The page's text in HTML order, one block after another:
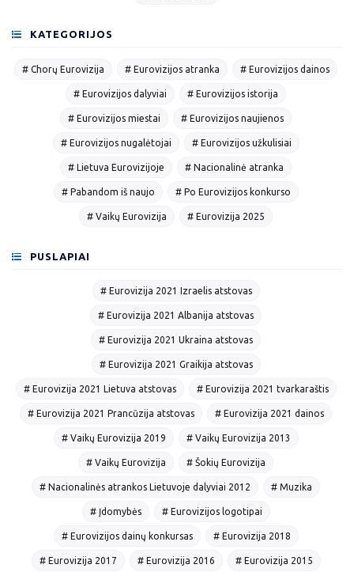
KATEGORIJOS
# Chorų Eurovizija # Eurovizijos atranka # Eurovizijos dainos
# Eurovizijos dalyviai # Eurovizijos istorija
# Eurovizijos miestai # Eurovizijos naujienos
# Eurovizijos nugalėtojai # Eurovizijos užkulisiai
# Lietuva Eurovizijoje # Nacionalinė atranka
# Pabandom iš naujo # Po Eurovizijos konkurso
# Vaikų Eurovizija # Eurovizija 2025
PUSLAPIAI
# Eurovizija 2021 Izraelis atstovas
# Eurovizija 2021 Albanija atstovas
# Eurovizija 2021 Ukraina atstovas
# Eurovizija 2021 Graikija atstovas
# Eurovizija 2021 Lietuva atstovas # Eurovizija 2021 tvarkaraštis
# Eurovizija 2021 Prancūzija atstovas # Eurovizija 2021 dainos
# Vaikų Eurovizija 2019 # Vaikų Eurovizija 2013
# Vaikų Eurovizija # Šokių Eurovizija
# Nacionalinės atrankos Lietuvoje dalyviai 2012 # Muzika
# Įdomybės # Eurovizijos logotipai
# Eurovizijos dainų konkursas # Eurovizija 2018
# Eurovizija 2017 # Eurovizija 2016 # Eurovizija 2015